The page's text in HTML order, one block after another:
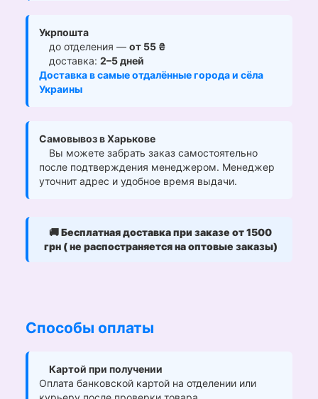
Укрпошта
до отделения — от 55 ₴
доставка: 2–5 дней
Доставка в самые отдалённые города и сёла
Украины
Самовывоз в Харькове
Вы можете забрать заказ самостоятельно
после подтверждения менеджером. Менеджер
уточнит адрес и удобное время выдачи.
🚚Бесплатная доставка при заказе от 1500
грн ( не распостраняется на оптовые заказы)
Способы оплаты
Картой при получении
Оплата банковской картой на отделении или